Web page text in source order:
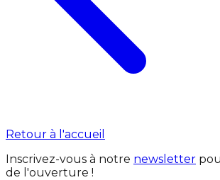
Retour à l'accueil
Inscrivez-vous à notre newsletter
de l'ouverture !